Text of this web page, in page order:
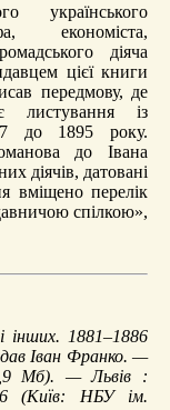
українського
економіста,
діяча
цієї книги
передмову, де
листування із
до 1895 року.
до Івана
діячів, датовані
вміщено перелік
спілкою»,
1881–1886
Іван Франко. —
Мб). — Львів :
(Київ: НБУ ім.